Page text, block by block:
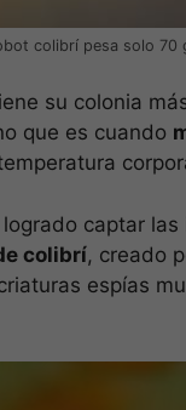
colibrí pesa solo
su colonia
que es cuando
captar
colibrí, creado
espías